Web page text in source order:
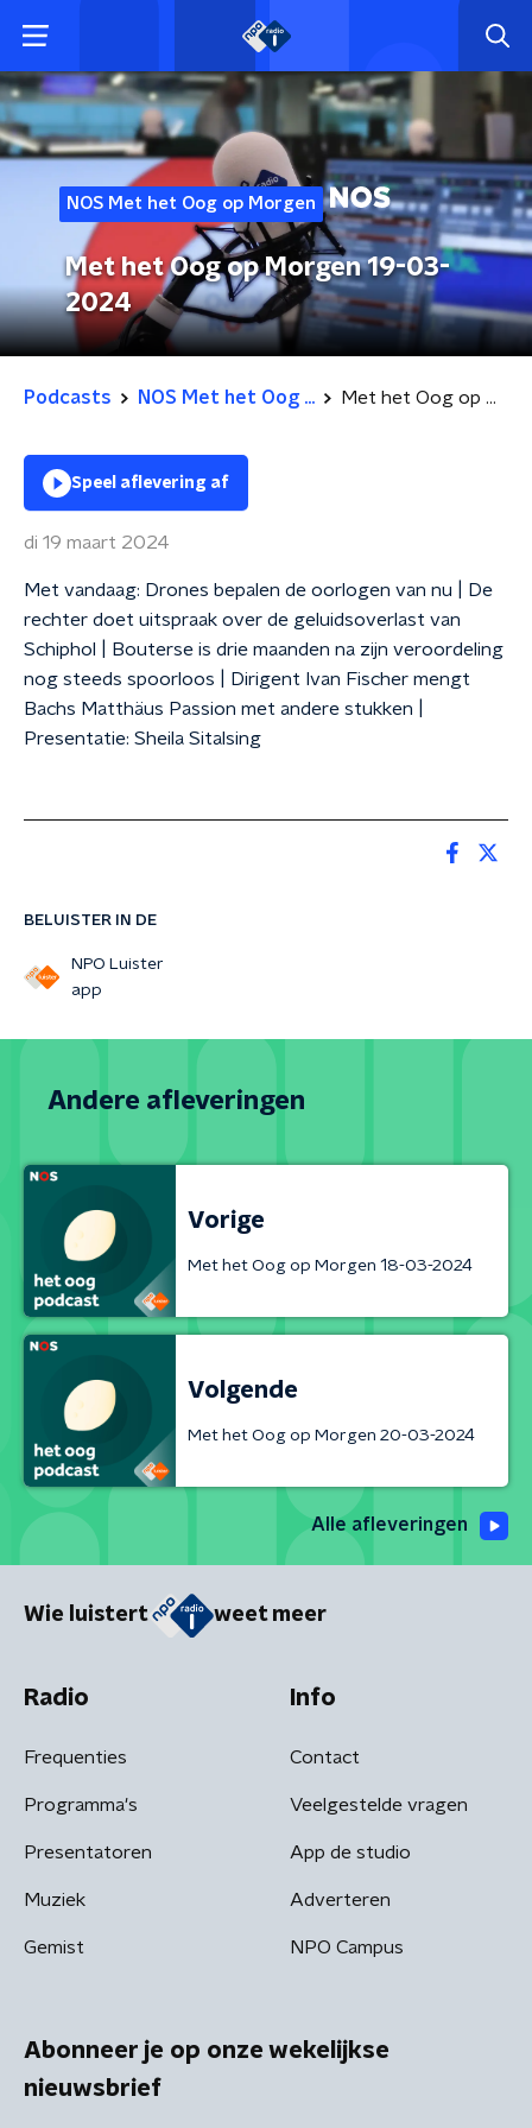
NOS Met het Oog op Morgen
Met het Oog op Morgen 19-03-
2024
Podcasts NOS Met het Oog ... Met het Oog op Morgen 19-03-2024
BELUISTER IN DE
NPO Luister
app
Speel aflevering af
di 19 maart 2024
Met vandaag: Drones bepalen de oorlogen van nu | De
rechter doet uitspraak over de geluidsoverlast van
Schiphol | Bouterse is drie maanden na zijn veroordeling
nog steeds spoorloos | Dirigent Ivan Fischer mengt
Bachs Matthäus Passion met andere stukken |
Presentatie: Sheila Sitalsing
Andere afleveringen
Vorige
Met het Oog op Morgen 18-03-2024
Volgende
Met het Oog op Morgen 20-03-2024
Alle afleveringen
Wie luistert weet meer
Radio
Frequenties
Programma's
Presentatoren
Muziek
Gemist
Info
Contact
Veelgestelde vragen
App de studio
Adverteren
NPO Campus
Abonneer je op onze wekelijkse
nieuwsbrief